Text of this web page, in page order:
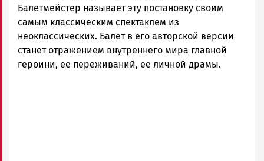
Балетмейстер называет эту постановку своим
самым классическим спектаклем из
неоклассических. Балет в его авторской версии
станет отражением внутреннего мира главной
героини, ее переживаний, ее личной драмы.